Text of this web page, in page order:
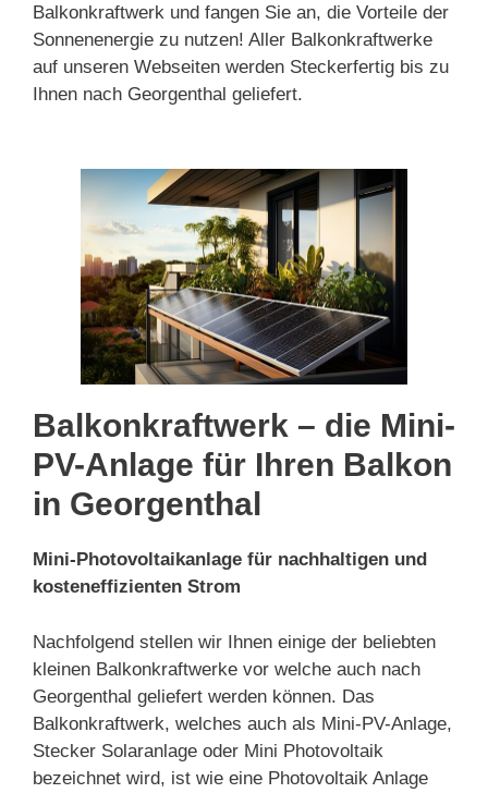
Balkonkraftwerk und fangen Sie an, die Vorteile der
Sonnenenergie zu nutzen! Aller Balkonkraftwerke
auf unseren Webseiten werden Steckerfertig bis zu
Ihnen nach Georgenthal geliefert.
Balkonkraftwerk – die Mini-
PV-Anlage für Ihren Balkon
in Georgenthal
Mini-Photovoltaikanlage für nachhaltigen und
kosteneffizienten Strom
Nachfolgend stellen wir Ihnen einige der beliebten
kleinen Balkonkraftwerke vor welche auch nach
Georgenthal geliefert werden können. Das
Balkonkraftwerk, welches auch als Mini-PV-Anlage,
Stecker Solaranlage oder Mini Photovoltaik
bezeichnet wird, ist wie eine Photovoltaik Anlage